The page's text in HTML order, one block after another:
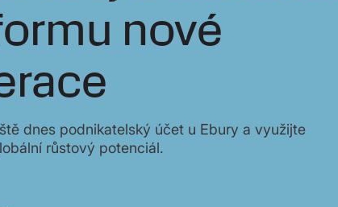
nové
dnes podnikatelský účet u Ebury a využijte
růstový potenciál.